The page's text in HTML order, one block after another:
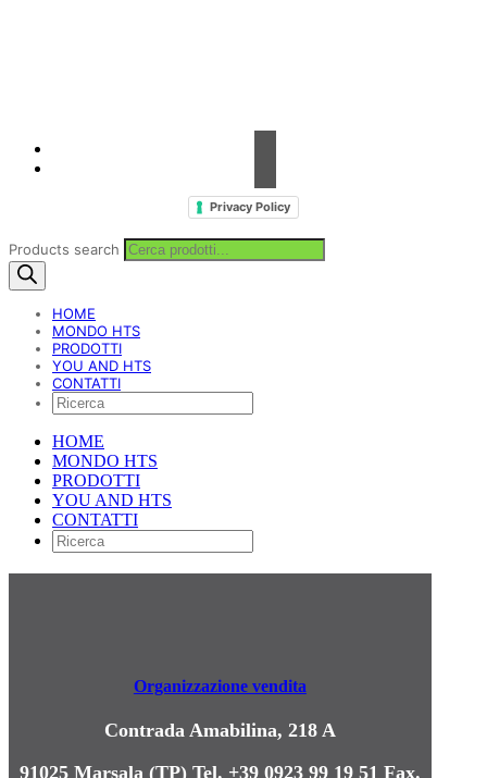
Privacy Policy
Products search
HOME
MONDO HTS
PRODOTTI
YOU AND HTS
CONTATTI
HOME
MONDO HTS
PRODOTTI
YOU AND HTS
CONTATTI
Organizzazione vendita
Contrada Amabilina, 218 A
91025 Marsala (TP)Tel. +39 0923 99 19 51 Fax.